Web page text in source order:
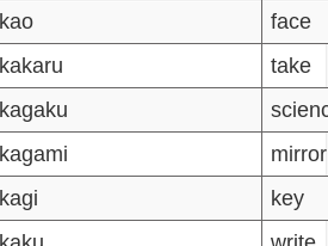
kao
face
kakaru
take
kagaku
kagami
mirror
kagi
key